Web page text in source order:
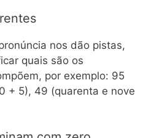
nos dão pistas,
quais são os
por exemplo: 95
+ 5), 49 (quarenta e nove